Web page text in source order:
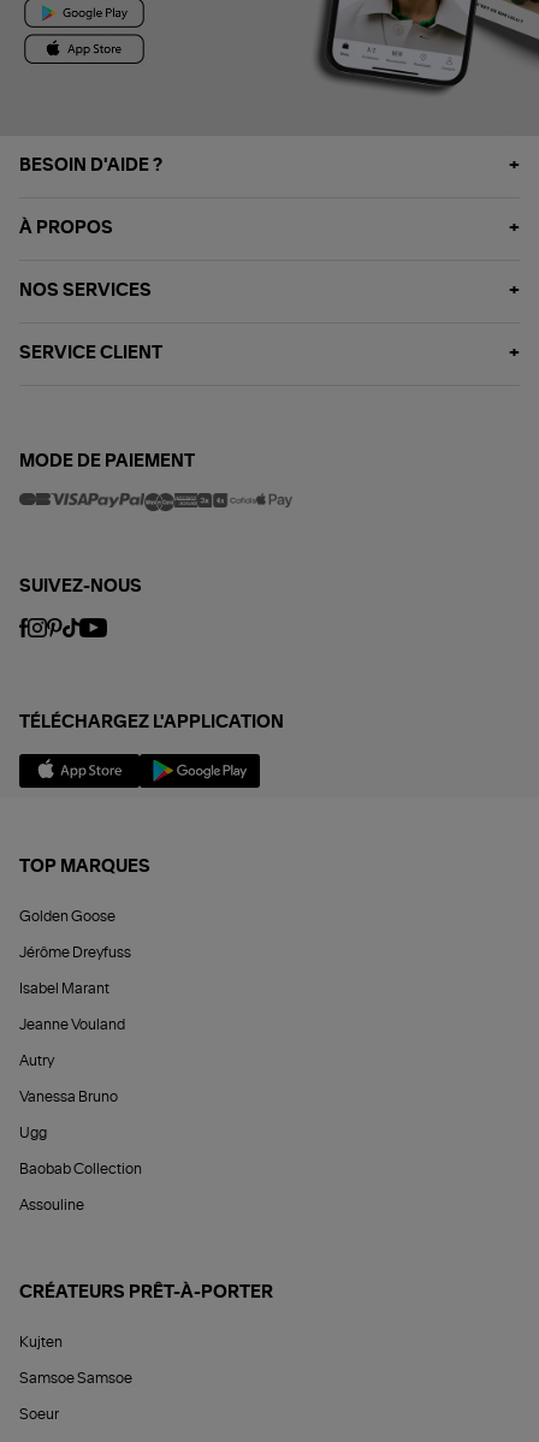
BESOIN D'AIDE ?
À PROPOS
NOS SERVICES
SERVICE CLIENT
MODE DE PAIEMENT
SUIVEZ-NOUS
TÉLÉCHARGEZ L'APPLICATION
TOP MARQUES
Golden Goose
Jérôme Dreyfuss
Isabel Marant
Jeanne Vouland
Autry
Vanessa Bruno
Ugg
Baobab Collection
Assouline
CRÉATEURS PRÊT-À-PORTER
Kujten
Samsoe Samsoe
Soeur